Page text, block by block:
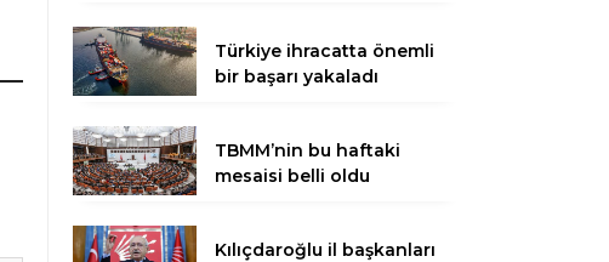
Türkiye ihracatta önemli
bir başarı yakaladı
TBMM’nin bu haftaki
mesaisi belli oldu
Kılıçdaroğlu il başkanları